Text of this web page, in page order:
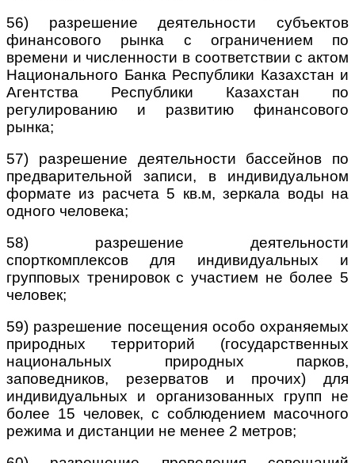
56) разрешение деятельности субъектов
финансового рынка с ограничением по
времени и численности в соответствии с актом
Национального Банка Республики Казахстан и
Агентства Республики Казахстан по
регулированию и развитию финансового
рынка;
57) разрешение деятельности бассейнов по
предварительной записи, в индивидуальном
формате из расчета 5 кв.м, зеркала воды на
одного человека;
58) разрешение деятельности
спорткомплексов для индивидуальных и
групповых тренировок с участием не более 5
человек;
59) разрешение посещения особо охраняемых
природных территорий (государственных
национальных природных парков,
заповедников, резерватов и прочих) для
индивидуальных и организованных групп не
более 15 человек, с соблюдением масочного
режима и дистанции не менее 2 метров;